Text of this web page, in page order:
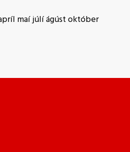
maíjúlíágústoktóber